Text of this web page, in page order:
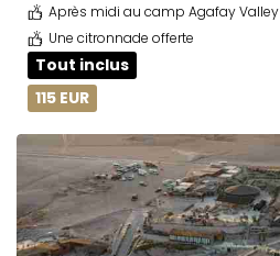
Après midi au camp Agafay Valley
Une citronnade offerte
Tout inclus
115 EUR